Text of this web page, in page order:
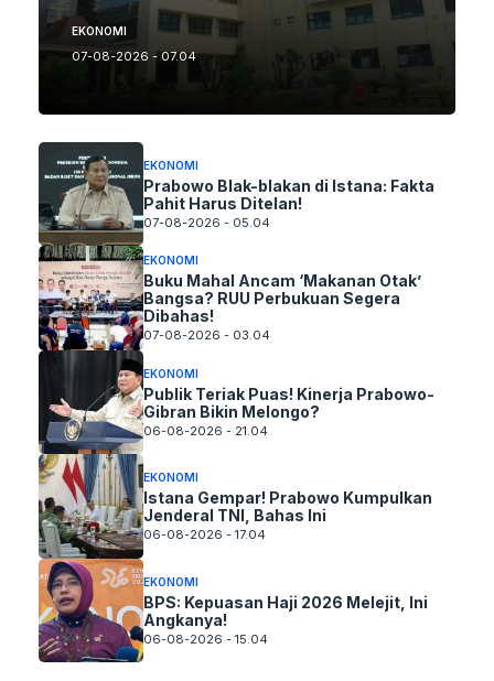
EKONOMI
07-08-2026 - 07.04
EKONOMI
Prabowo Blak-blakan di Istana: Fakta
Pahit Harus Ditelan!
07-08-2026 - 05.04
EKONOMI
Buku Mahal Ancam ‘Makanan Otak’
Bangsa? RUU Perbukuan Segera
Dibahas!
07-08-2026 - 03.04
EKONOMI
Publik Teriak Puas! Kinerja Prabowo-
Gibran Bikin Melongo?
06-08-2026 - 21.04
EKONOMI
Istana Gempar! Prabowo Kumpulkan
Jenderal TNI, Bahas Ini
06-08-2026 - 17.04
EKONOMI
BPS: Kepuasan Haji 2026 Melejit, Ini
Angkanya!
06-08-2026 - 15.04